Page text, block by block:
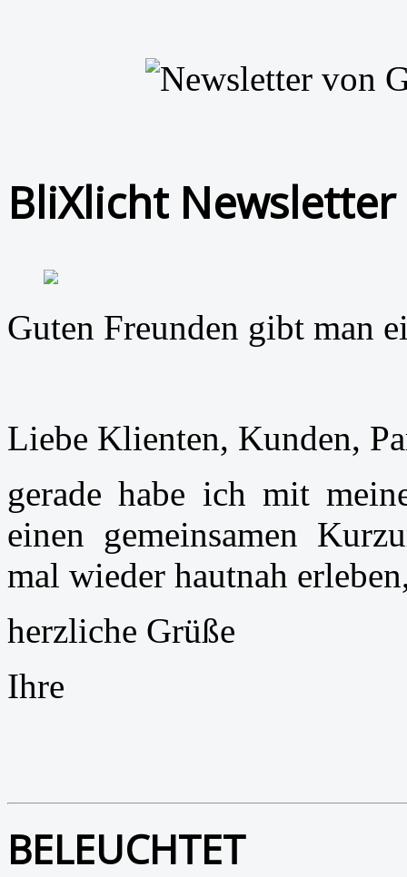
BliXlicht
Guten Freunden gibt man
Liebe Klienten, Kunden,
gerade habe ich mit
einen gemeinsamen
mal wieder hautnah
herzliche Grüße
Ihre
BELEUCHTET